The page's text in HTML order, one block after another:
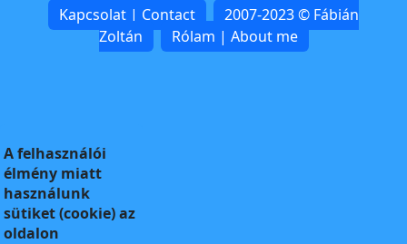
Kapcsolat | Contact
2007-2023 © Fábián
Zoltán
Rólam | About me
A felhasználói
élmény miatt
használunk
sütiket (cookie) az
oldalon